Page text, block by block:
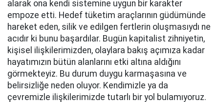
alarak ona kendi sistemine uygun bir karakter
empoze etti. Hedef tüketim araçlarının güdümünde
hareket eden, silik ve edilgen fertlerin oluşmasıydı ne
acıdır ki bunu başardılar. Bugün kapitalist zihniyetin,
kişisel ilişkilerimizden, olaylara bakış açımıza kadar
hayatımızın bütün alanlarını etki altına aldığını
görmekteyiz. Bu durum duygu karmaşasına ve
belirsizliğe neden oluyor. Kendimizle ya da
çevremizle ilişkilerimizde tutarlı bir yol bulamıyoruz.